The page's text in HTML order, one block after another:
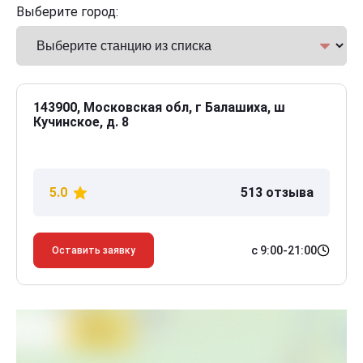
Выберите город:
143900, Московская обл, г Балашиха, ш
Кучинское, д. 8
5.0 513 отзыва
Оставить заявку с 9:00-21:00